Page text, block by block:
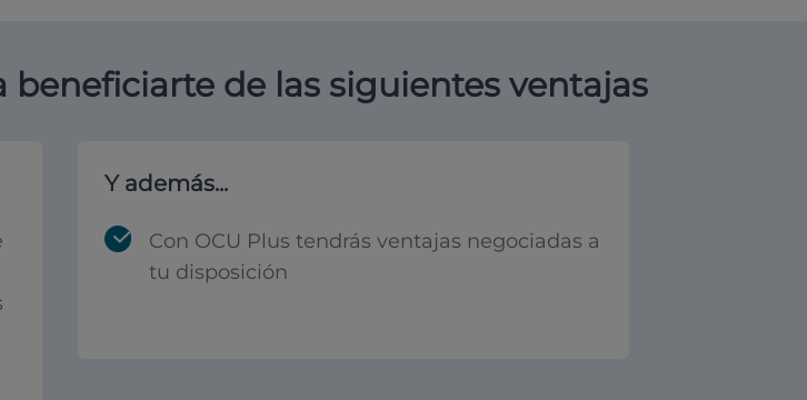
de las siguientes ventajas
Y además...
Con OCU Plus tendrás ventajas negociadas a
tu disposición